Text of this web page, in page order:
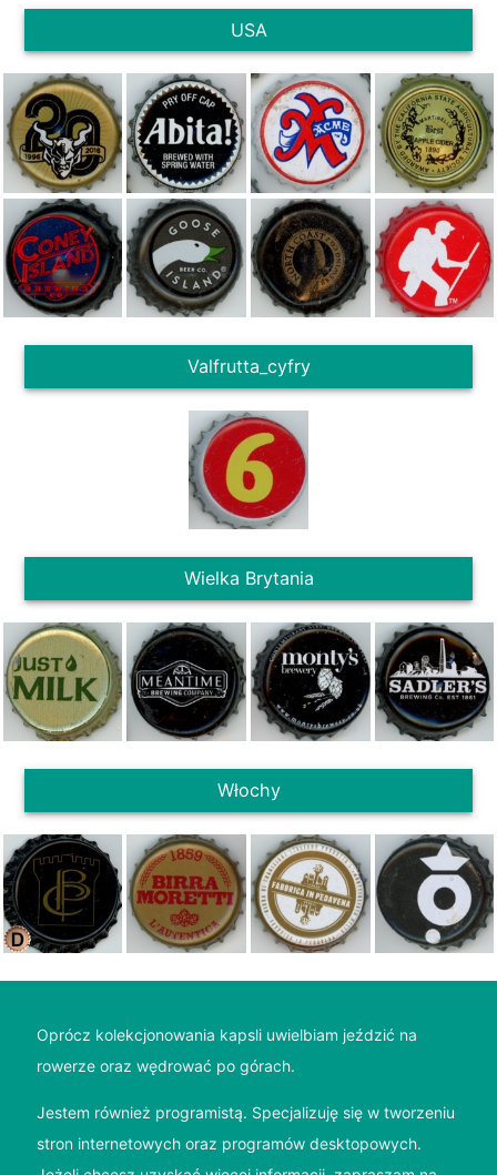
USA
Valfrutta_cyfry
Wielka Brytania
Włochy
Oprócz kolekcjonowania kapsli uwielbiam jeździć na
rowerze oraz wędrować po górach.
Jestem również programistą. Specjalizuję się w tworzeniu
stron internetowych oraz programów desktopowych.